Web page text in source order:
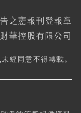
之憲報刊登報章
華控股有限公司
經同意不得轉載。